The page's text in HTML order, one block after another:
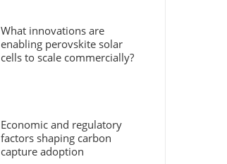
What innovations are
enabling perovskite solar
cells to scale commercially?
Economic and regulatory
factors shaping carbon
capture adoption